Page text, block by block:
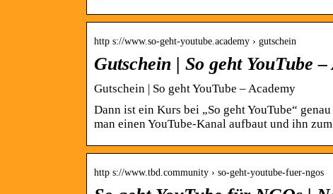
http s://www.so-geht-youtube.academy › gutschein
Gutschein | So geht YouTube –
Gutschein | So geht YouTube – Academy
Dann ist ein Kurs bei „So geht YouTube“
man einen YouTube-Kanal aufbaut und ihn
http s://www.tbd.community › so-geht-youtube-fuer-ngos